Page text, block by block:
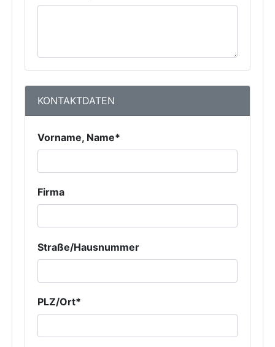
KONTAKTDATEN
Vorname, Name*
Firma
Straße/Hausnummer
PLZ/Ort*